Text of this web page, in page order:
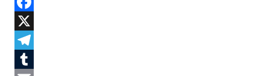
Facebook
X
Telegram